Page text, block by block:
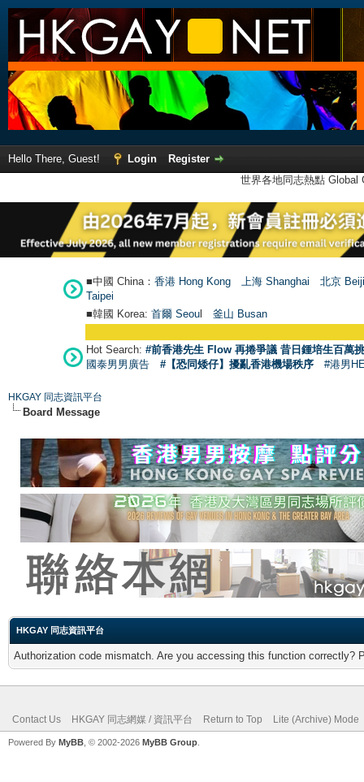
Hello There, Guest! Login
Register
世界各地同志熱點
■中國 China： 香港 Hong Kong 上海 Shanghai
北京
Taipei
■韓國 Korea: 首爾 Seoul 釜山 Busan
Hot Search: #前香港先生 Flow 再捲爭議 昔日鍾培生百萬
國泰男男廣告
#【恐同矮仔】擾亂香港機場秩序 #港男
HKGAY 同志資訊平台
Board Message
HKGAY 同志資訊平台
Authorization code mismatch. Are you accessing this function correctly?
Contact Us HKGAY 同志網媒 / 資訊平台 Return to Top Lite (Archive) Mode
Powered By MyBB , © 2002-2026 MyBB Group